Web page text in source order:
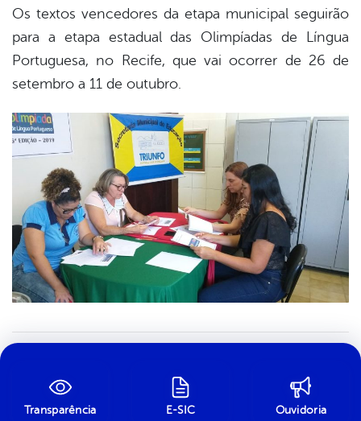
Os textos vencedores da etapa municipal seguirão
para a etapa estadual das Olimpíadas de Língua
Portuguesa, no Recife, que vai ocorrer de 26 de
setembro a 11 de outubro.
Transparência E-SIC Ouvidoria